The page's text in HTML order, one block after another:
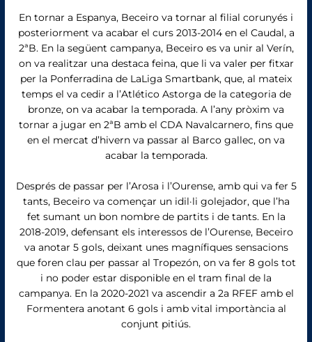
En tornar a Espanya, Beceiro va tornar al filial corunyés i
posteriorment va acabar el curs 2013-2014 en el Caudal, a
2ªB. En la següent campanya, Beceiro es va unir al Verín,
on va realitzar una destaca feina, que li va valer per fitxar
per la Ponferradina de LaLiga Smartbank, que, al mateix
temps el va cedir a l’Atlético Astorga de la categoria de
bronze, on va acabar la temporada. A l’any pròxim va
tornar a jugar en 2ªB amb el CDA Navalcarnero, fins que
en el mercat d’hivern va passar al Barco gallec, on va
acabar la temporada.
Després de passar per l’Arosa i l’Ourense, amb qui va fer 5
tants, Beceiro va començar un idil·li golejador, que l’ha
fet sumant un bon nombre de partits i de tants. En la
2018-2019, defensant els interessos de l’Ourense, Beceiro
va anotar 5 gols, deixant unes magnífiques sensacions
que foren clau per passar al Tropezón, on va fer 8 gols tot
i no poder estar disponible en el tram final de la
campanya. En la 2020-2021 va ascendir a 2a RFEF amb el
Formentera anotant 6 gols i amb vital importància al
conjunt pitiús.